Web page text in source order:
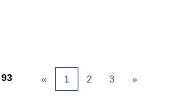
93 « 1 2 3 »